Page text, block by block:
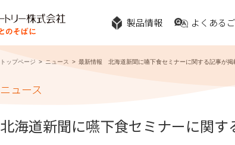
製品情報 よくある
トップページ ニュース 最新情報 北海道新聞に嚥下食セミナーに関する記事が掲
ニュース
北海道新聞に嚥下食セミナーに関